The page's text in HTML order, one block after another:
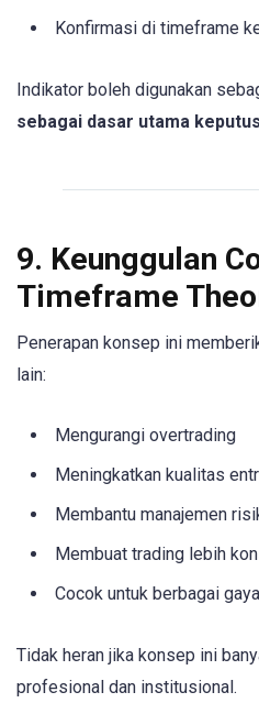
Konfirmasi di timeframe
Indikator boleh digunakan
sebagai dasar utama
9. Keunggulan
Timeframe
Penerapan konsep ini
lain:
Mengurangi overtrading
Meningkatkan kualitas
Membantu manajemen
Membuat trading lebih
Cocok untuk berbagai
Tidak heran jika konsep ini
profesional dan institusional.